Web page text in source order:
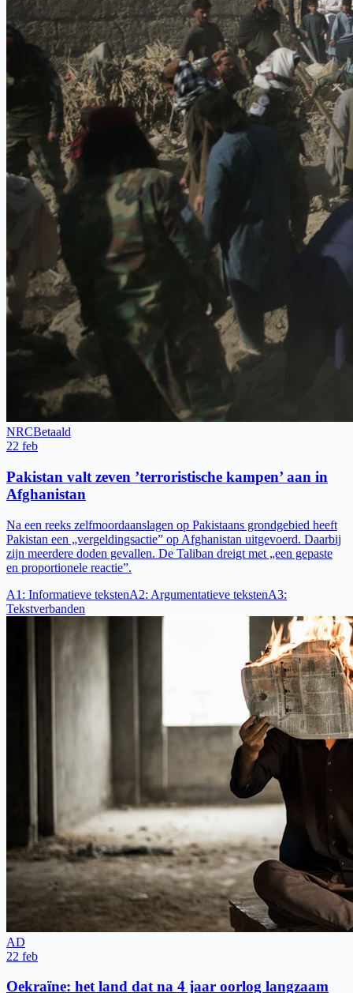
NRCBetaald
22 feb
Pakistan valt zeven ’terroristische kampen’ aan in
Afghanistan
Na een reeks zelfmoordaanslagen op Pakistaans grondgebied heeft
Pakistan een „vergeldingsactie” op Afghanistan uitgevoerd. Daarbij
zijn meerdere doden gevallen. De Taliban dreigt met „een gepaste
en proportionele reactie”.
A1 : Informatieve tekstenA2: Argumentatieve tekstenA3:
Tekstverbanden
AD
22 feb
Oekraïne: het land dat na 4 jaar oorlog langzaam